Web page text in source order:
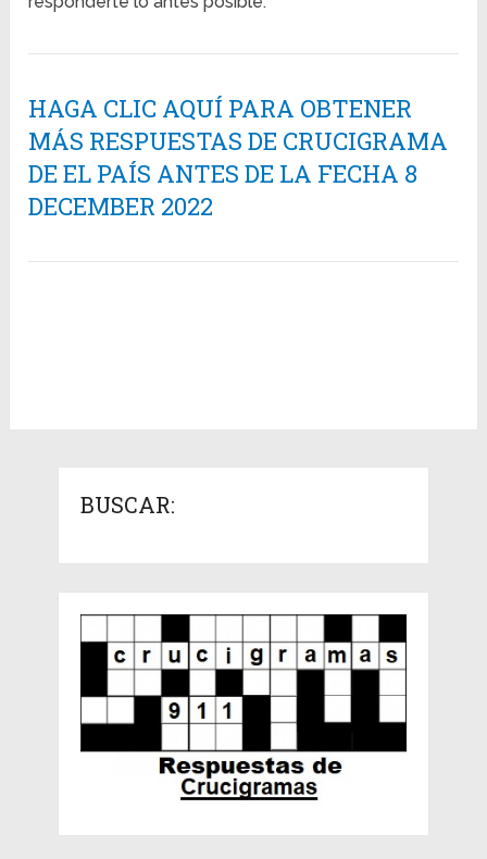
HAGA CLIC AQUÍ PARA OBTENER
MÁS RESPUESTAS DE CRUCIGRAMA
DE EL PAÍS ANTES DE LA FECHA 8
DECEMBER 2022
BUSCAR: